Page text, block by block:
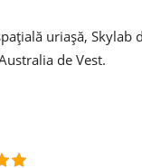
uriașă,
de Vest.